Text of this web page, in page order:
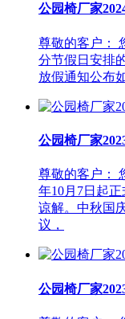
公园椅厂家
尊敬的客户：
分节假日安排
放假通知公布
公园椅厂家
尊敬的客户：
年10月7日起
谅解。中秋国
议，
公园椅厂家